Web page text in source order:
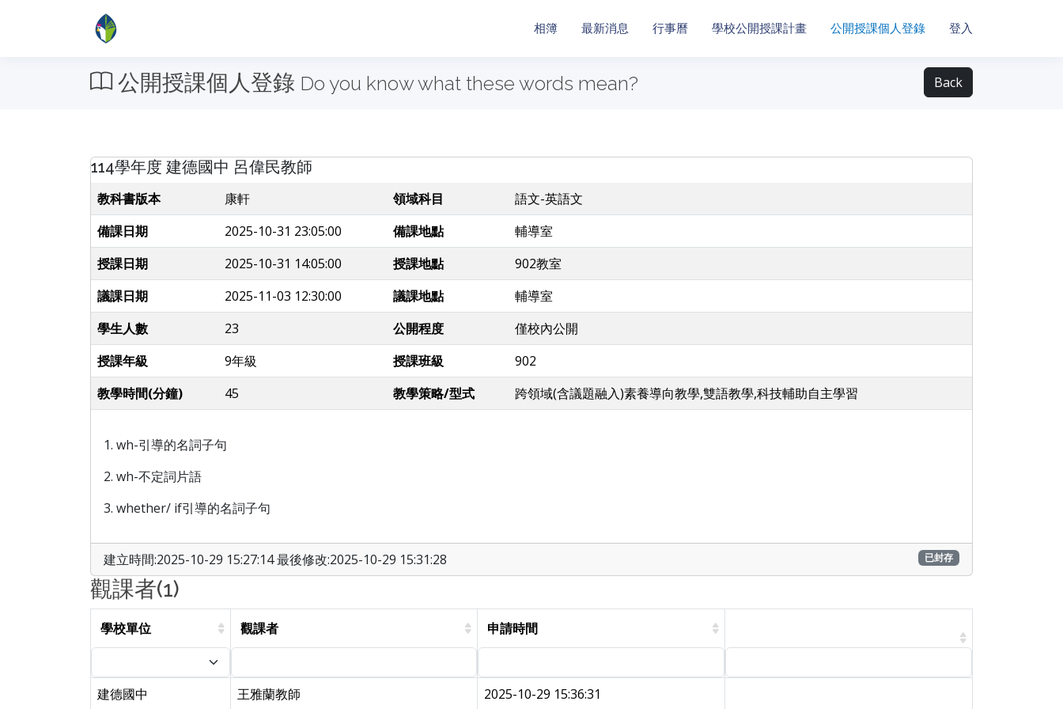
相簿 最新消息 行事曆 學校公開授課計畫 公開授課個人登錄 登入
公開授課個人登錄 Do you know what these words mean? Back
114學年度 建德國中 呂偉民教師
教科書版本 康軒 領域科目
語文-英語文
備課日期
2025-10-31 23:05:00 備課地點
輔導室
授課日期
2025-10-31 14:05:00 授課地點
902教室
議課日期
2025-11-03 12:30:00 議課地點
輔導室
學生人數
23 公開程度
僅校內公開
授課年級
9年級 授課班級
902
教學時間(分鐘)
45 教學策略/型式 跨領域(含議題融入)素養導向教學,雙語教學,科技輔助自主學習
1. wh-引導的名詞子句
2. wh-不定詞片語
3. whether/ if引導的名詞子句
建立時間:2025-10-29 15:27:14 最後修改:2025-10-29 15:31:28 已封存
觀課者(1)
學校單位 觀課者 申請時間
建德國中 王雅蘭教師 2025-10-29 15:36:31